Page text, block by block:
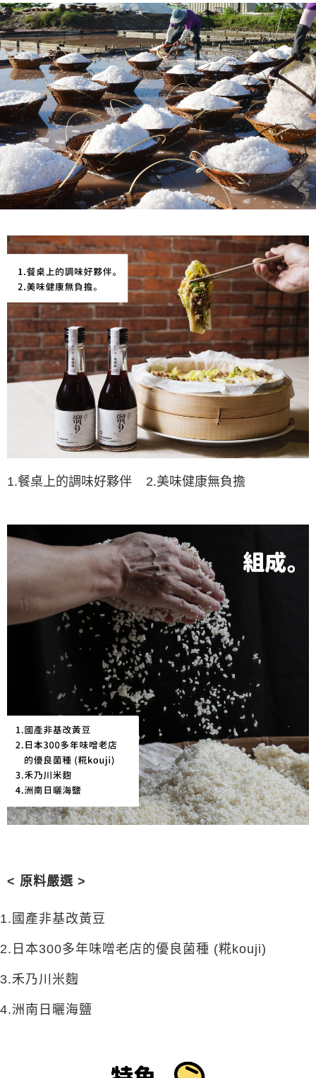
1.餐桌上的調味好夥伴 2.美味健康無負擔
< 原料嚴選 >
1.國產非基改黃豆
2.日本300多年味噌老店的優良菌種 (糀kouji)
3.禾乃川米麴
4.洲南日曬海鹽